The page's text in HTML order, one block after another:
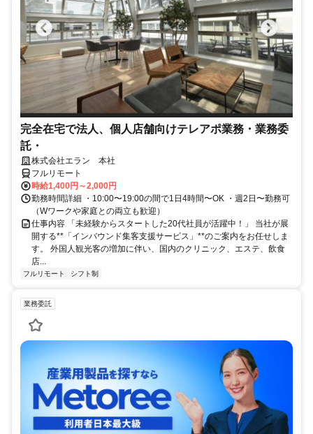
完全在宅で法人、個人店舗向けテレアポ業務・業務委
託・
株式会社エラン 本社
フルリモート
時給1,400円～2,000円
勤務時間詳細 ・10:00〜19:00の間で1日4時間〜OK ・週2日〜勤務可
（Wワークや家庭との両立も歓迎）
仕事内容 「未経験からスタートした20代社員が活躍中！」 当社が展
開する**「インバウンド集客支援サービス」**のご案内をお任せしま
す。 外国人観光客の増加に伴い、国内のクリニック、エステ、飲食
店...
フルリモート シフト制
業務委託